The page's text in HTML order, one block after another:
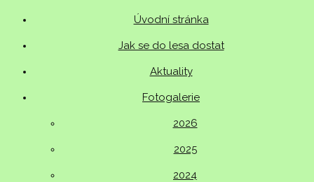
Úvodní stránka
Jak se do lesa dostat
Aktuality
Fotogalerie
2026
2025
2024